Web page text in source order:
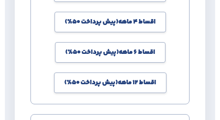
اقساط 4 ماهه(پیش پرداخت 50%)
اقساط 6 ماهه(پیش پرداخت 50%)
اقساط 12 ماهه(پیش پرداخت 50%)